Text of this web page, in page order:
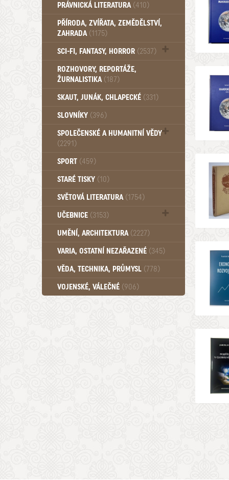
PRÁVNICKÁ LITERATURA (410)
PŘÍRODA, ZVÍŘATA, ZEMĚDĚLSTVÍ,
ZAHRADA (1175)
SCI-FI, FANTASY, HORROR (2537)
UFO (14)
ROZHOVORY, REPORTÁŽE,
ŽURNALISTIKA (187)
SKAUT, JUNÁK, CHLAPECKÉ (331)
SLOVNÍKY (396)
SPOLEČENSKÉ A HUMANITNÍ VĚDY
(2291)
Pedagogika (191)
Psychologie a osobní rozvoj (760)
SPORT (459)
STARÉ TISKY (10)
SVĚTOVÁ LITERATURA (1754)
UČEBNICE (3153)
Učebnice - Jazykové (1297)
Učebnice - VŠ (259)
Učebnice - ZŠ (556)
Učebnice - Ostatní (499)
UMĚNÍ, ARCHITEKTURA (2227)
VARIA, OSTATNÍ NEZAŘAZENÉ (345)
VĚDA, TECHNIKA, PRŮMYSL (778)
VOJENSKÉ, VÁLEČNÉ (906)